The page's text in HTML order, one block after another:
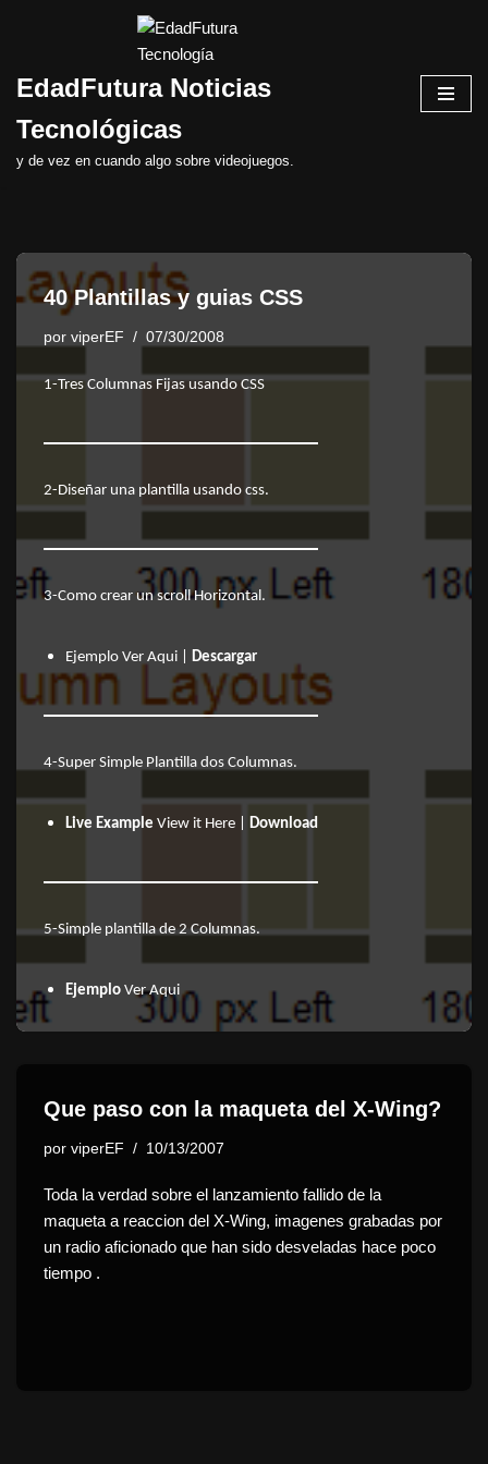
al
EdadFutura Noticias
Tecnológicas
y de vez en cuando algo sobre videojuegos.
40 Plantillas y guias CSS
por viperEF 07/30/2008
1-Tres Columnas Fijas usando CSS
2-Diseñar una plantilla usando css.
3-Como crear un scroll Horizontal.
Ejemplo Ver Aqui Descargar
4-Super Simple Plantilla dos Columnas.
Live Example View it Here Download
5-Simple plantilla de 2 Columnas.
Ejemplo Ver Aqui
Que paso con la maqueta del X-Wing?
por viperEF 10/13/2007
Toda la verdad sobre el lanzamiento fallido de la
maqueta a reaccion del X-Wing, imagenes grabadas por
un radio aficionado que han sido desveladas hace poco
tiempo .